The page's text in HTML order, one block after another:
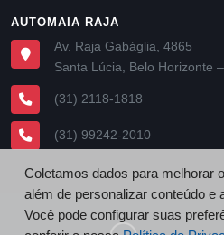
AUTOMAIA RAJA
Av. Raja Gabáglia, 4865
Santa Lúcia, Belo Horizonte
(31) 2118-1818
(31) 99242-2010
Coletamos dados para melhorar
além de personalizar conteúdo e
Você pode configurar suas